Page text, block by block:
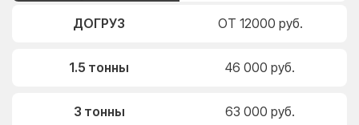
ДОГРУЗ ОТ 12000 руб.
1.5 тонны 46 000 руб.
3 тонны 63 000 руб.